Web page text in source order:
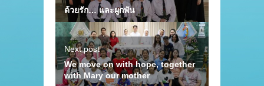
ด้วยรัก… และผูกพัน
Next post
We move on with hope, together
with Mary our mother